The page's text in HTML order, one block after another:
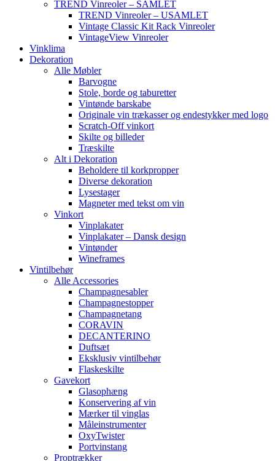
TREND Vinreoler – SAMLET
TREND Vinreoler – USAMLET
Vintage Classic Kit Rack Vinreoler
VintageView Vinreoler
Vinklima
Dekoration
Alle Møbler
Barvogne
Stole, borde og taburetter
Vintønde barskabe
Originale vin trækasser og endestykker med logo
Scratch-Off vinkort
Skilte og billeder
Træskilte
Alt i Dekoration
Beholdere til korkpropper
Diverse dekoration
Lysestager
Magneter med tekst om vin
Vinkort
Vinplakater
Vinplakater – Dansk design
Vintønder
Wineframes
Vintilbehør
Alle Accessories
Champagnesabler
Champagnestopper
Champagnetang
CORAVIN
DECANTERINO
Duftsæt
Eksklusiv vintilbehør
Flaskeskilte
Gavekort
Glasophæng
Konservering af vin
Mærker til vinglas
Måleinstrumenter
OxyTwister
Portvinstang
Proptrækker